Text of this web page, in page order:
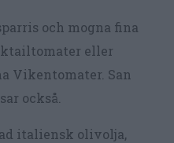
och mogna fina
eller
Vikentomater. San
också.
italiensk olivolja,